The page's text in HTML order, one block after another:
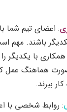
: اعضای تیم شما
باشند. مهم
همکاری با یکدیگر
هماهنگ عمل
ببرند.
: روابط شخصی با